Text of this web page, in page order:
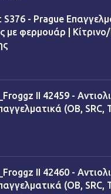
- Prague
με φερμουάρ |
II 42459 -
(OB, SRC,
II 42460 -
(OB, SRC,